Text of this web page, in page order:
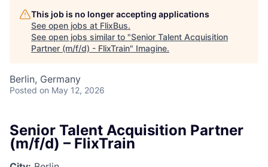
This job is no longer accepting applications
See open jobs at FlixBus.
See open jobs similar to "Senior Talent Acquisition
Partner (m/f/d) - FlixTrain" Imagine.
Berlin, Germany
Posted on May 12, 2026
Senior Talent Acquisition Partner
(m/f/d) – FlixTrain